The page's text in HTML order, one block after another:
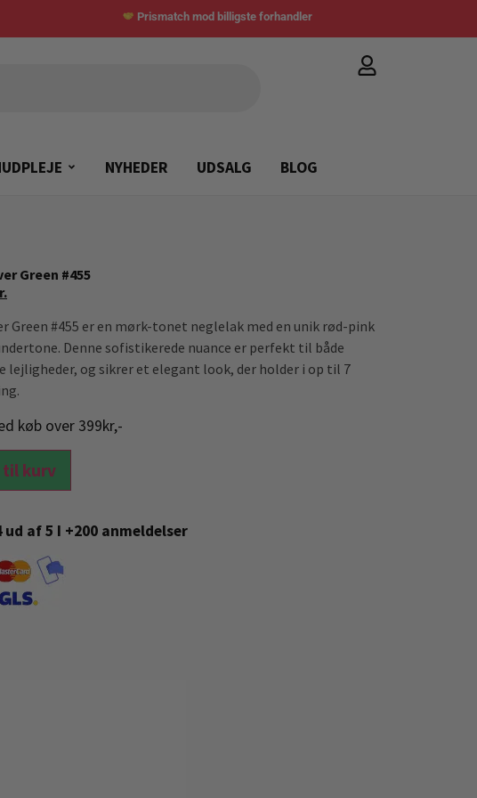
Prismatch mod billigste forhandler
NYHEDER UDSALG BLOG
Green #455
Green #455 er en mørk-tonet neglelak med en unik rød-pink
Denne sofistikerede nuance er perfekt til både
lejligheder, og sikrer et elegant look, der holder i op til 7
køb over 399kr,-
kurv
ud af 5 I +200 anmeldelser